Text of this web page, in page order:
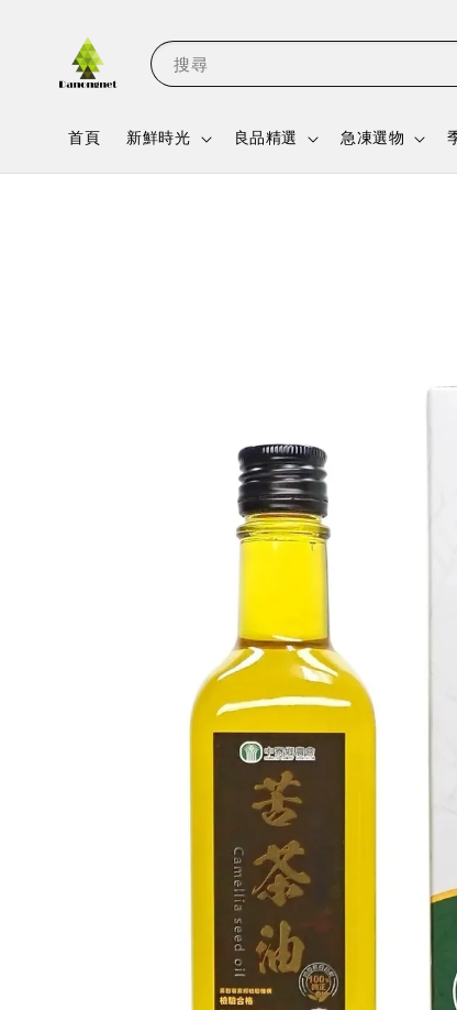
搜尋
首頁 新鮮時光 良品精選 急凍選物